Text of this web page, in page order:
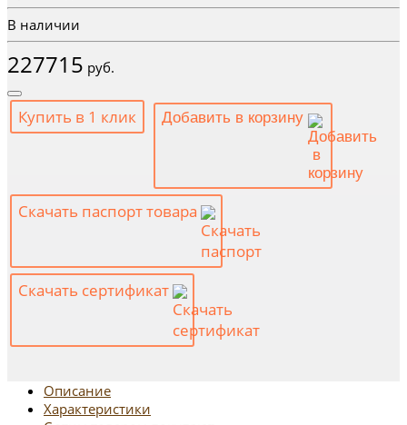
В наличии
227715 руб.
Купить в 1 клик Добавить в корзину
Скачать паспорт товара
Скачать сертификат
Описание
Характеристики